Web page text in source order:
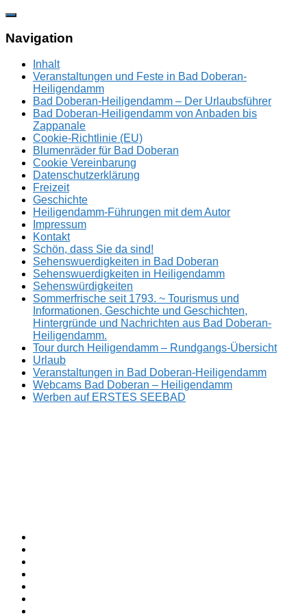
Zum
springen
Navigation
Inhalt
Veranstaltungen und Feste in Bad Doberan-
Heiligendamm
Bad Doberan-Heiligendamm – Der Urlaubsführer
Bad Doberan-Heiligendamm von Anbaden bis
Zappanale
Cookie-Richtlinie (EU)
Blumenräder für Bad Doberan
Cookie Vereinbarung
Datenschutzerklärung
Freizeit
Geschichte
Heiligendamm-Führungen mit dem Autor
Impressum
Kontakt
Schön, dass Sie da sind!
Sehenswuerdigkeiten in Bad Doberan
Sehenswuerdigkeiten in Heiligendamm
Sehenswürdigkeiten
Sommerfrische seit 1793. ~ Tourismus und
Informationen, Geschichte und Geschichten,
Hintergründe und Nachrichten aus Bad Doberan-
Heiligendamm.
Tour durch Heiligendamm – Rundgangs-Übersicht
Urlaub
Veranstaltungen in Bad Doberan-Heiligendamm
Webcams Bad Doberan – Heiligendamm
Werben auf ERSTES SEEBAD
ERSTES
SEEBAD
Sommerfrische
seit
1793.